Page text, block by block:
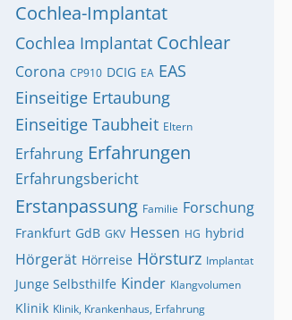
Cochlea-Implantat
Cochlea Implantat Cochlear
Corona CP910 DCIG EA EAS
Einseitige Ertaubung
Einseitige Taubheit Eltern
Erfahrung Erfahrungen
Erfahrungsbericht
Erstanpassung Familie Forschung
Frankfurt GdB GKV Hessen HG hybrid
Hörgerät Hörreise Hörsturz Implantat
Junge Selbsthilfe Kinder Klangvolumen
Klinik Klinik, Krankenhaus, Erfahrung